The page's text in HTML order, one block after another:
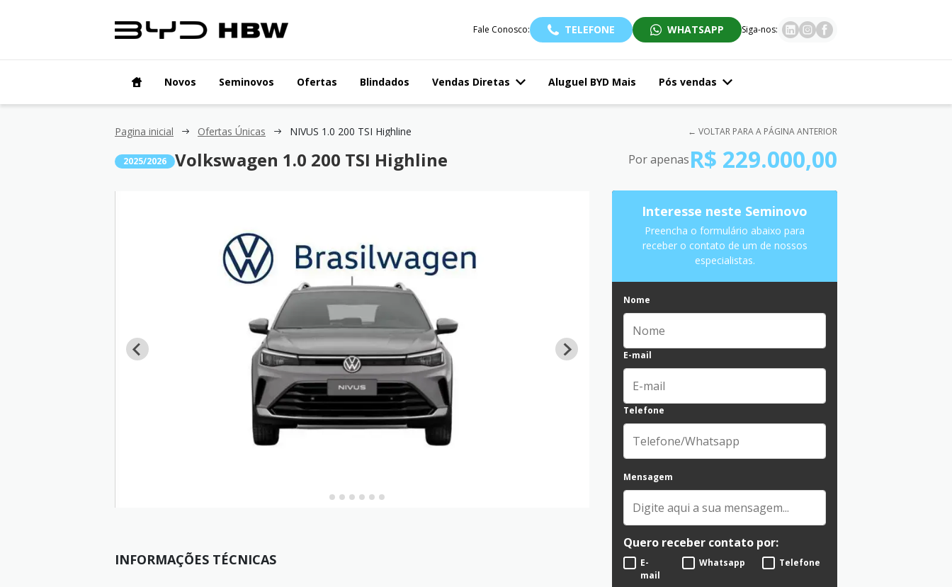
Fale Conosco: TELEFONE WHATSAPP Siga-nos:
Novos Seminovos Ofertas Blindados Vendas Diretas Aluguel BYD Mais Pós vendas
Pagina inicial Ofertas Únicas NIVUS 1.0 200 TSI Highline ← VOLTAR PARA A PÁGINA ANTERIOR
2025/2026 Volkswagen 1.0 200 TSI Highline
INFORMAÇÕES TÉCNICAS
Por apenasR$ 229.000,00
Interesse neste Seminovo
Preencha o formulário abaixo para
receber o contato de um de nossos
especialistas.
Nome
E-mail
Telefone
Mensagem
Quero receber contato por:
E-
mail
Whatsapp Telefone